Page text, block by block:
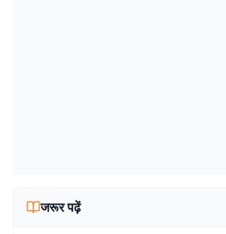
जरूर पढ़ें